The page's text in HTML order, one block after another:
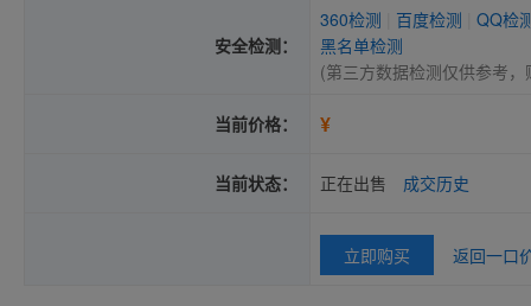
安全检测：
360检测 百度检测
QQ检
黑名单检测
(第三方数据检测仅供参考
当前价格： ¥
当前状态： 正在出售 成交历史
立即购买 返回一口